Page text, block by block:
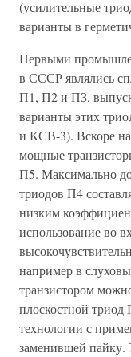
(усилительные
варианты в
Первыми
в СССР являлись
П1, П2 и ПЗ, выпуск
варианты этих
и КСВ-3). Вскоре
мощные
П5. Максимально
триодов П4
низким
использование во
например в
транзистором
плоскостной
технологии с
заменившей пайку.